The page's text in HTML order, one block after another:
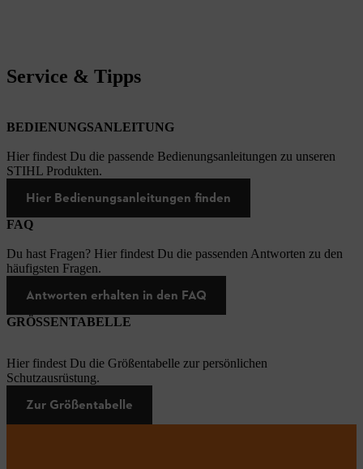
Service & Tipps
BEDIENUNGSANLEITUNG
Hier findest Du die passende Bedienungsanleitungen zu unseren
STIHL Produkten.
Hier Bedienungsanleitungen finden
FAQ
Du hast Fragen? Hier findest Du die passenden Antworten zu den
häufigsten Fragen.
Antworten erhalten in den FAQ
GRÖSSENTABELLE
Hier findest Du die Größentabelle zur persönlichen
Schutzausrüstung.
Zur Größentabelle